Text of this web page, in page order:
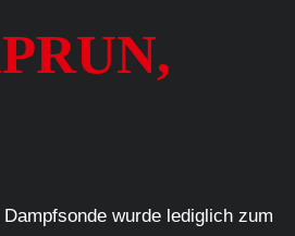
wurde lediglich zum